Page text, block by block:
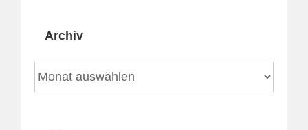
Archiv
Archiv